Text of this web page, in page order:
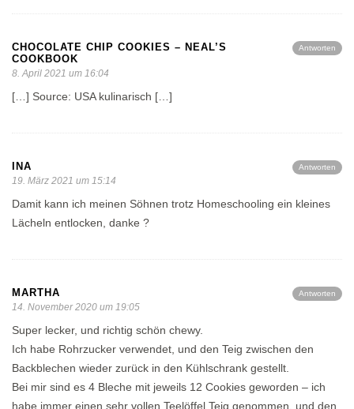
Antworten
CHOCOLATE CHIP COOKIES – NEAL’S
COOKBOOK
8. April 2021 um 16:04
[…] Source: USA kulinarisch […]
Antworten
INA
19. März 2021 um 15:14
Damit kann ich meinen Söhnen trotz Homeschooling ein kleines
Lächeln entlocken, danke ?
Antworten
MARTHA
14. November 2020 um 19:05
Super lecker, und richtig schön chewy.
Ich habe Rohrzucker verwendet, und den Teig zwischen den
Backblechen wieder zurück in den Kühlschrank gestellt.
Bei mir sind es 4 Bleche mit jeweils 12 Cookies geworden – ich
habe immer einen sehr vollen Teelöffel Teig genommen, und den